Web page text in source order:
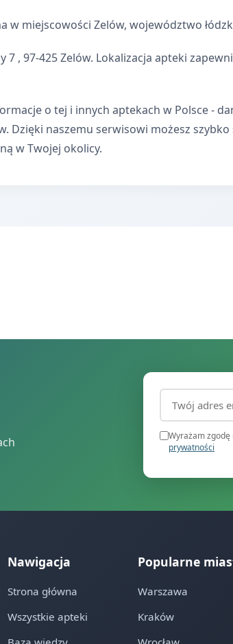
w miejscowości Zelów, województwo
7 , 97-425 Zelów. Lokalizacja apteki
o tej i innych aptekach w Polsce -
Dzięki naszemu serwisowi możesz
w Twojej okolicy.
Adres email
Wyrażam
prywatności
Nawigacja
Strona główna
Wszystkie apteki
Popularne
Warszawa
Kraków